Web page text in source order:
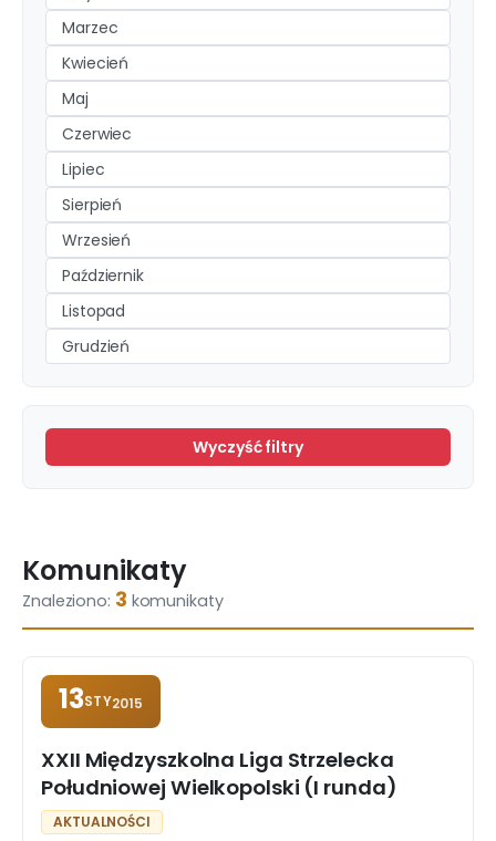
Marzec
Kwiecień
Maj
Czerwiec
Lipiec
Sierpień
Wrzesień
Październik
Listopad
Grudzień
Wyczyść filtry
Komunikaty
Znaleziono: 3 komunikaty
13STY2015
XXII Międzyszkolna Liga Strzelecka
Południowej Wielkopolski (I runda)
AKTUALNOŚCI